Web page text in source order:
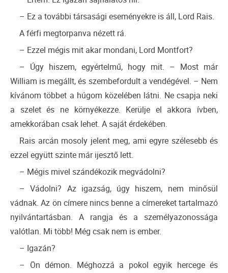
– Ez a további társasági eseményekre is áll, Lord Rais.
A férfi megtorpanva nézett rá.
– Ezzel mégis mit akar mondani, Lord Montfort?
– Úgy hiszem, egyértelmű, hogy mit. – Most már
William is megállt, és szembefordult a vendégével. – Nem
kívánom többet a húgom közelében látni. Ne csapja neki
a szelet és ne környékezze. Kerülje el akkora ívben,
amekkorában csak lehet. A saját érdekében.
Rais arcán mosoly jelent meg, ami egyre szélesebb és
ezzel együtt szinte már ijesztő lett.
– Mégis mivel szándékozik megvádolni?
– Vádolni? Az igazság, úgy hiszem, nem minősül
vádnak. Az ön címere nincs benne a címereket tartalmazó
nyilvántartásban. A rangja és a személyazonossága
valótlan. Mi több! Még csak nem is ember.
– Igazán?
– Ön démon. Méghozzá a pokol egyik hercege és